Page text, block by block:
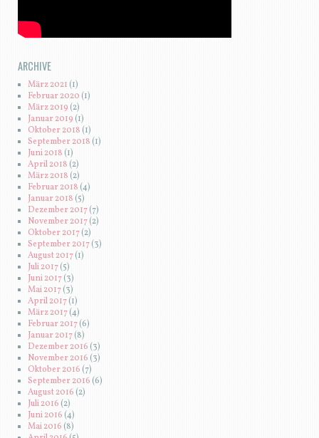
ARCHIVE
März 2021(1)
Februar 2020 (1)
März 2019 (2)
Januar 2019 (1)
Oktober 2018(1)
September 2018 (1)
Juni 2018 (1)
April 2018(2)
März 2018 (2)
Februar 2018(4)
Januar 2018 (5)
Dezember 2017(7)
November 2017(2)
Oktober 2017(2)
September 2017(3)
August 2017(1)
Juli 2017(5)
Juni 2017(3)
Mai 2017(3)
April 2017(1)
März 2017(4)
Februar 2017(6)
Januar 2017(8)
Dezember 2016 (3)
November 2016 (3)
Oktober 2016(7)
September 2016 (6)
August 2016(2)
Juli 2016(2)
Juni 2016 (4)
Mai 2016 (8)